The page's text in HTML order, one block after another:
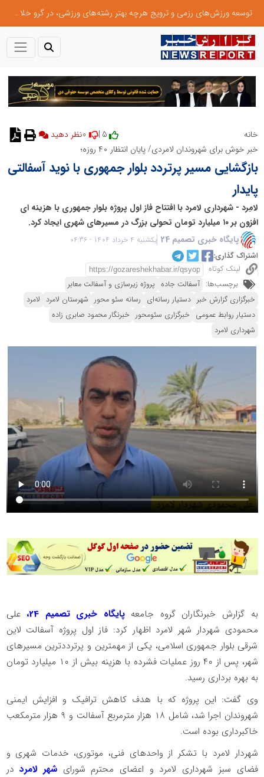
توسعه ورزش‌های رزمی و ترویج هرچه بهتر رشته‌های ورزشی، در گرو خلاقیت و نوآوری است
خانه 5 |
خبر خوش برای شهروندان لامردی/ پایان انتظار ۴۰ روزه؛
بازگشایی مسیر پرتردد بلوار جمهوری با نوید آسفالتی
پایدار
لامِرد - شهرداری لامرد با افتتاح فاز اول پروژه بلوار جمهوری با هزینه ای
افزون بر ۱۰ میلیارد تومان تحولی بزرگ در مسیرهای شهری ایجاد کرد.
پایگاه خبری تصمیم 24
یکشنبه 4 خرداد 1404 - 04:36
اشتراک گذاری:
لینک کوتاه
برچسب‌ها: آسفالت جاده پروژه زیرسازی و آسفالت معابر
خبرگزاری گزارش خبر دستیار رسانه‌ای رسانه سئو محور شهرستان لامرد لامرد
دستیار روابط عمومی خبرگزاری سئومحور خبرنگار محمود صابری زاده
شهرداری لامرد
به گزارش خبرنگاران گروه جامعه پایگاه خبری تصمیم 24،
علی
محمودی شهردار شهر لامرد اظهار کرد: فاز اول پروژه آسفالت لاین
شرقی بلوار جمهوری اسلامی، یکی از مهمترین و پرترددترین مسیرهای
شهر، پس از ۴۰ روز عملیات فشرده با هزینه بیش از ۱۰ میلیارد تومان
به بهره برداری رسید.
وی گفت: این پروژه که با هدف کاهش ترافیک و افزایش ایمنی
شهروندان اجرا شد، شامل ۱۸ هزار مترمربع آسفالت و ۹ هزار مترمکعب
خاکبرداری بوده است.
شهردار لامرد با تشکر از واحدهای فنی، موتوری، خدمات شهری و
فضای سبز شهرداری لامرد و اعضای محترم شورای شهر لامرد در